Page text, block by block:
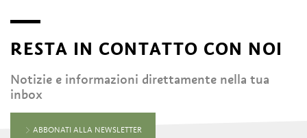
RESTA IN CONTATTO CON NOI
Notizie e informazioni direttamente nella tua
inbox
ABBONATI ALLA NEWSLETTER